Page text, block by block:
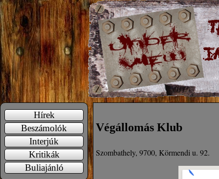
Hírek
Beszámolók
Interjúk
Kritikák
Buliajánló
Végállomás Klub
Szombathely, 9700, Körmendi u. 92.